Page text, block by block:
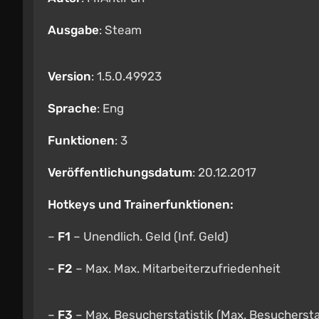
Ausgabe: Steam
Version: 1.5.0.49923
Sprache: Eng
Funktionen: 3
Veröffentlichungsdatum: 20.12.2017
Hotkeys und Trainerfunktionen:
– F1 – Unendlich. Geld (Inf. Geld)
– F2 – Max. Max. Mitarbeiterzufriedenheit
– F3 – Max. Besucherstatistik (Max.